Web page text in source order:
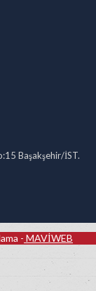
Başakşehir/İST.
- MAVİWEB